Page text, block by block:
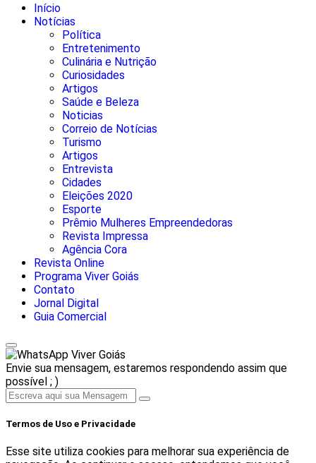
Início
Notícias
Política
Entretenimento
Culinária e Nutrição
Curiosidades
Artigos
Saúde e Beleza
Noticias
Correio de Notícias
Turismo
Artigos
Entrevista
Cidades
Eleições 2020
Esporte
Prêmio Mulheres Empreendedoras
Revista Impressa
Agência Cora
Revista Online
Programa Viver Goiás
Contato
Jornal Digital
Guia Comercial
Viver Goiás
Envie sua mensagem, estaremos respondendo assim que
possível ; )
Termos de Uso e Privacidade
Esse site utiliza cookies para melhorar sua experiência de